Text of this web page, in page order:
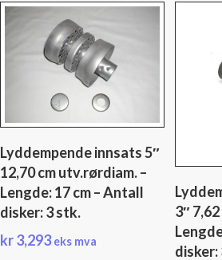
Lyddempende innsats 5″
12,70 cm utv.rørdiam. –
Lengde: 17 cm – Antall
disker: 3 stk.
kr3,293 eks mva
3″
disker: